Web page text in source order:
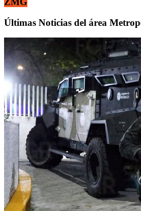
Últimas Noticias del área